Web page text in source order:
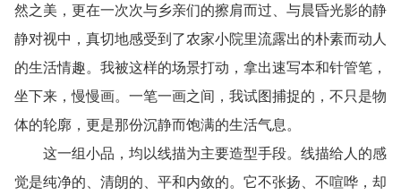
然之美，更在一次次与乡亲们的擦肩而过、与晨昏光影的静
静对视中，真切地感受到了农家小院里流露出的朴素而动人
的生活情趣。我被这样的场景打动，拿出速写本和针管笔，
坐下来，慢慢画。一笔一画之间，我试图捕捉的，不只是物
体的轮廓，更是那份沉静而饱满的生活气息。
这一组小品，均以线描为主要造型手段。线描给人的感
觉是纯净的、清朗的、平和内敛的。它不张扬、不喧哗，却